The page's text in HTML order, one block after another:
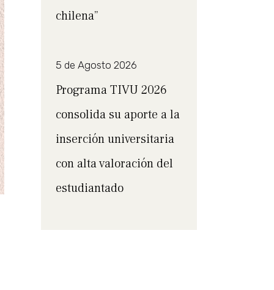
chilena”
5 de Agosto 2026
Programa TIVU 2026
consolida su aporte a la
inserción universitaria
con alta valoración del
estudiantado